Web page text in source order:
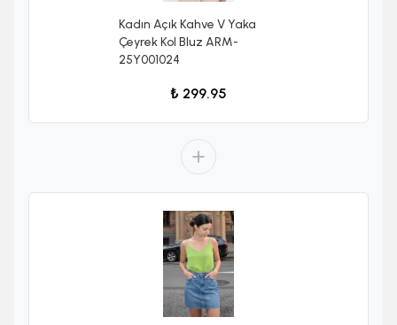
Kadın Açık Kahve V Yaka
Çeyrek Kol Bluz ARM-
25Y001024
₺ 299.95